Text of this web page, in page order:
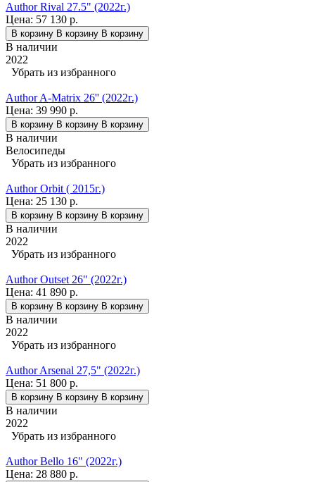
Author Rival 27.5" (2022г.)
Цена: 57 130 р.
В корзину В корзину В корзину
В наличии
2022
Убрать из избранного
Author A-Matrix 26'' (2022г.)
Цена: 39 990 р.
В корзину В корзину В корзину
В наличии
Велосипеды
Убрать из избранного
Author Orbit ( 2015г.)
Цена: 25 130 р.
В корзину В корзину В корзину
В наличии
2022
Убрать из избранного
Author Outset 26" (2022г.)
Цена: 41 890 р.
В корзину В корзину В корзину
В наличии
2022
Убрать из избранного
Author Arsenal 27,5" (2022г.)
Цена: 51 800 р.
В корзину В корзину В корзину
В наличии
2022
Убрать из избранного
Author Bello 16" (2022г.)
Цена: 28 880 р.